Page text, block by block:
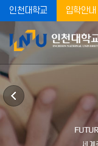
인천대학교 입학안내